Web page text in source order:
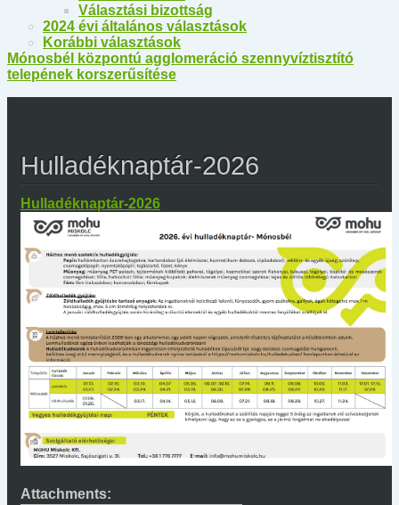
Választási bizottság
2024 évi általános választások
Korábbi választások
Mónosbél központú agglomeráció szennyvíztisztító
telepének korszerűsítése
Hulladéknaptár-2026
Hulladéknaptár-2026
Attachments: